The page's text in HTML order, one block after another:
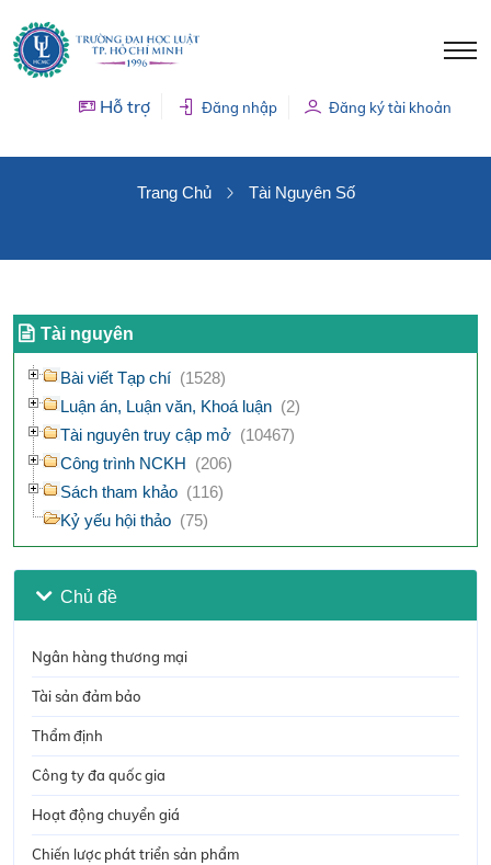
Hỗ trợ Đăng nhập Đăng ký tài khoản
Trang Chủ Tài Nguyên Số
Tài nguyên
Bài viết Tạp chí (1528)
Luận án, Luận văn, Khoá luận (2)
Tài nguyên truy cập mở (10467)
Công trình NCKH (206)
Sách tham khảo (116)
Kỷ yếu hội thảo (75)
Chủ đề
Ngân hàng thương mại
Tài sản đảm bảo
Thẩm định
Công ty đa quốc gia
Hoạt động chuyển giá
Chiến lược phát triển sản phẩm